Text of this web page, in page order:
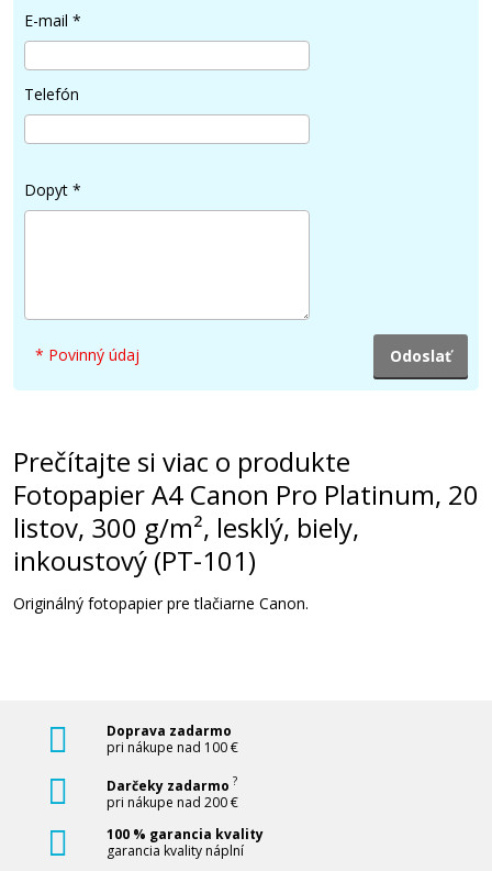
Pridať do košíka
Fotopapier A4 HP Everyday Glossy, 25
8,90 €
Pridať do košíka
E-mail *
Telefón
Dopyt *
* Povinný údaj
Prečítajte si viac o produkte
Fotopapier A4 Canon Pro Platinum, 20
listov, 300 g/m², lesklý, biely,
inkoustový (PT-101)
Originálný fotopapier pre tlačiarne Canon.
Doprava zadarmo
pri nákupe nad 100 €
Darčeky zadarmo ?
pri nákupe nad 200 €
100 % garancia kvality
garancia kvality náplní